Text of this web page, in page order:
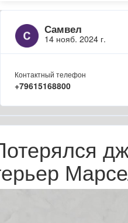
Самвел
14 нояб. 2024 г.
Контактный телефон
+79615168800